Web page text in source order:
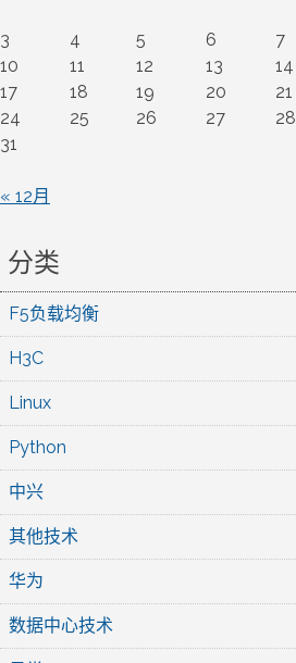
3
4 5 6 7
10
11 12 13 14
17
18 19 20 21
24
25 26 27 28
31
« 12月
分类
F5负载均衡
H3C
Linux
Python
中兴
其他技术
华为
数据中心技术